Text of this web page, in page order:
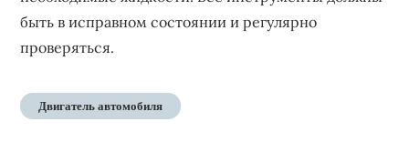
быть в исправном состоянии и регулярно
проверяться.
Двигатель автомобиля